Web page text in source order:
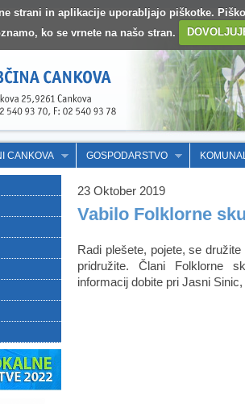
strani in aplikacije uporabljajo piškotke.
ko se vrnete na našo stran.
CANKOVA GOSPODARSTVO
23 Oktober 2019
Vabilo Folklorne
Radi plešete, pojete, se
pridružite. Člani Folklorne
informacij dobite pri Jasni